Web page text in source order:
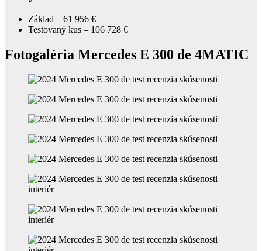
Základ – 61 956 €
Testovaný kus – 106 728 €
Fotogaléria Mercedes E 300 de 4MATIC